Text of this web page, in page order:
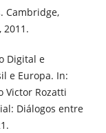
Cambridge,
2011.
Digital e
e Europa. In:
Victor Rozatti
Diálogos entre